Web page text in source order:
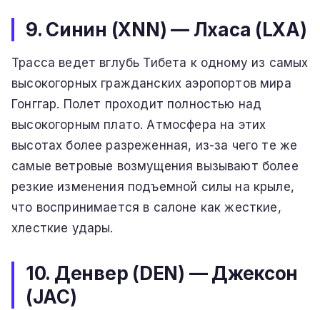
9. Синин (XNN) — Лхаса (LXA)
Трасса ведет вглубь Тибета к одному из самых
высокогорных гражданских аэропортов мира
Гонггар. Полет проходит полностью над
высокогорным плато. Атмосфера на этих
высотах более разреженная, из-за чего те же
самые ветровые возмущения вызывают более
резкие изменения подъемной силы на крыле,
что воспринимается в салоне как жесткие,
хлесткие удары.
10. Денвер (DEN) — Джексон
(JAC)